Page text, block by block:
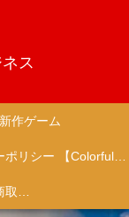
ス
新作ゲーム
プライバシーポリシー 【Colorful Creation】
特定商取引法に基づく表記（商取引に関する開示）